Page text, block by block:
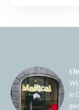
in